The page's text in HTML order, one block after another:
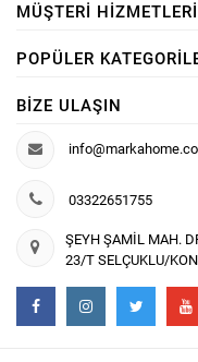
MÜŞTERI HIZMETLERI
POPÜLER
BIZE ULAŞIN
03322651755
ŞEYH ŞAMİL MAH.
23/T SELÇUKLU/